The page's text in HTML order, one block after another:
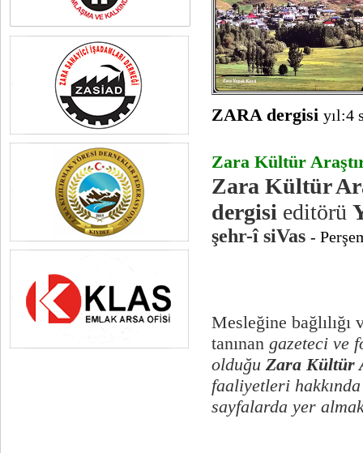
ZARA dergisi yıl:4
Zara Kültür
Zara Kültür
dergisi editörü
şehr-î siVas -
Mesleğine bağlılığı
tanınan gazeteci ve
olduğu Zara Kültür
faaliyetleri
sayfalarda yer